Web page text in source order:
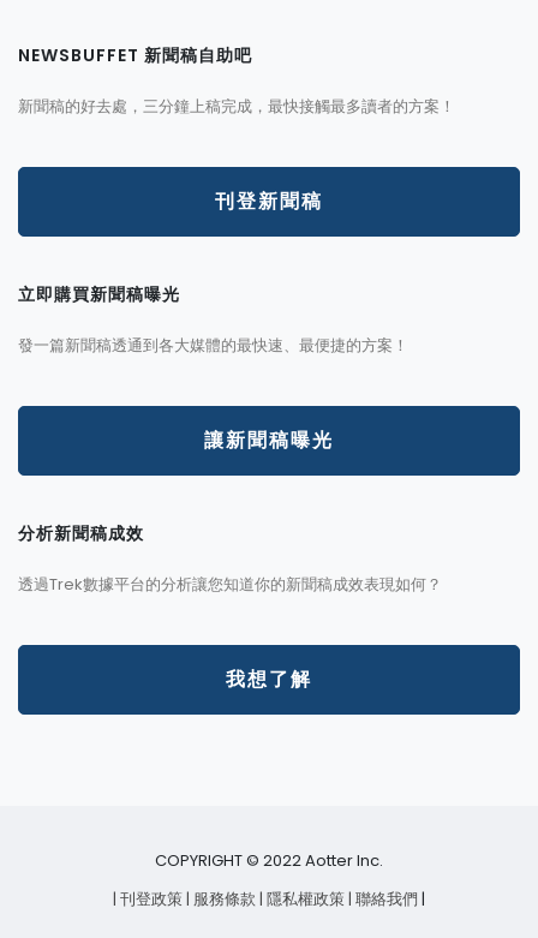
NEWSBUFFET 新聞稿自助吧
新聞稿的好去處，三分鐘上稿完成，最快接觸最多讀者的方案！
刊登新聞稿
立即購買新聞稿曝光
發一篇新聞稿透通到各大媒體的最快速、最便捷的方案！
讓新聞稿曝光
分析新聞稿成效
透過Trek數據平台的分析讓您知道你的新聞稿成效表現如何？
我想了解
COPYRIGHT © 2022 Aotter Inc.
| 刊登政策 | 服務條款 | 隱私權政策 | 聯絡我們 |